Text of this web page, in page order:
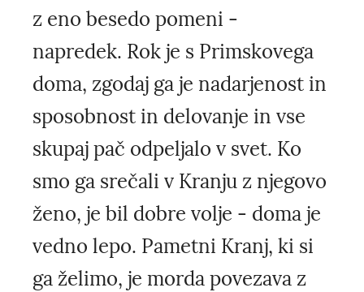
z eno besedo pomeni -
napredek. Rok je s Primskovega
doma, zgodaj ga je nadarjenost in
sposobnost in delovanje in vse
skupaj pač odpeljalo v svet. Ko
smo ga srečali v Kranju z njegovo
ženo, je bil dobre volje - doma je
vedno lepo. Pametni Kranj, ki si
ga želimo, je morda povezava z